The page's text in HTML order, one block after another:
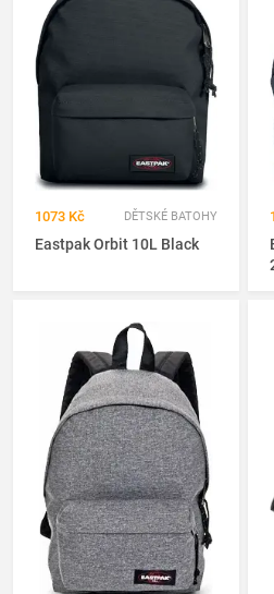
1073 Kč DĚTSKÉ BATOHY
Eastpak Orbit 10L Black